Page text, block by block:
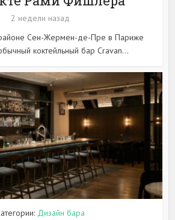
2 недели назад
Сен-Жермен-де-Пре в Париже
коктейльный бар Cravan...
Дизайн бара